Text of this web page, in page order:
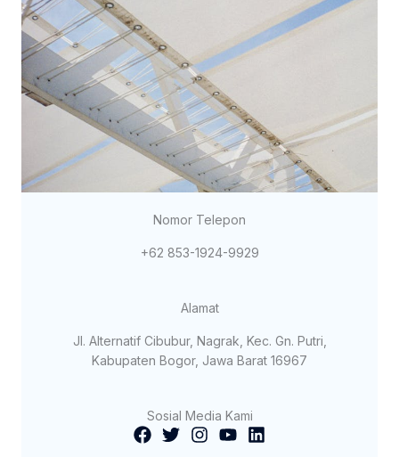
Nomor Telepon
+62 853-1924-9929
Alamat
Jl. Alternatif Cibubur, Nagrak, Kec. Gn. Putri,
Kabupaten Bogor, Jawa Barat 16967
Sosial Media Kami